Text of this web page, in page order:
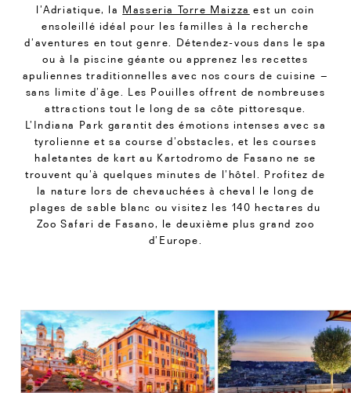
l’Adriatique, la Masseria Torre Maizza est un coin
ensoleillé idéal pour les familles à la recherche
d’aventures en tout genre. Détendez-vous dans le spa
ou à la piscine géante ou apprenez les recettes
apuliennes traditionnelles avec nos cours de cuisine –
sans limite d’âge. Les Pouilles offrent de nombreuses
attractions tout le long de sa côte pittoresque.
L’Indiana Park garantit des émotions intenses avec sa
tyrolienne et sa course d’obstacles, et les courses
haletantes de kart au Kartodromo de Fasano ne se
trouvent qu’à quelques minutes de l’hôtel. Profitez de
la nature lors de chevauchées à cheval le long de
plages de sable blanc ou visitez les 140 hectares du
Zoo Safari de Fasano, le deuxième plus grand zoo
d’Europe.